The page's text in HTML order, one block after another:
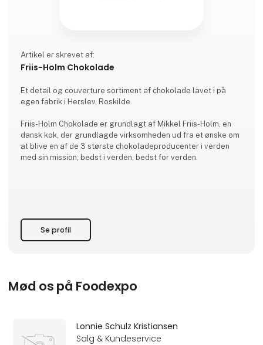
Artikel er skrevet af:
Friis-Holm Chokolade
Et detail og couverture sortiment af chokolade lavet i på
egen fabrik i Herslev, Roskilde.
Friis-Holm Chokolade er grundlagt af Mikkel Friis-Holm, en
dansk kok, der grundlagde virksomheden ud fra et ønske om
at blive en af ​​de 3 største chokoladeproducenter i verden
med sin mission; bedst i verden, bedst for verden.
Se profil
Mød os på Foodexpo
Lonnie Schulz Kristiansen
Salg & Kundeservice